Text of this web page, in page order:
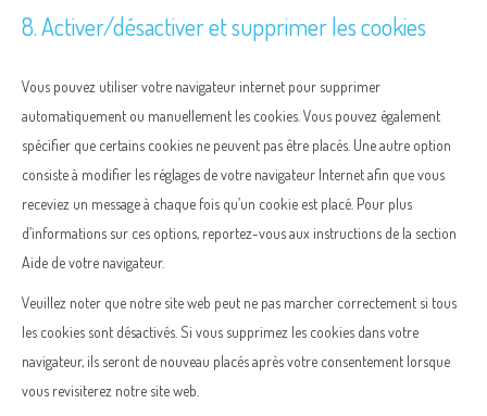
8. Activer/désactiver et supprimer les cookies
Vous pouvez utiliser votre navigateur internet pour supprimer
automatiquement ou manuellement les cookies. Vous pouvez également
spécifier que certains cookies ne peuvent pas être placés. Une autre option
consiste à modifier les réglages de votre navigateur Internet afin que vous
receviez un message à chaque fois qu’un cookie est placé. Pour plus
d’informations sur ces options, reportez-vous aux instructions de la section
Aide de votre navigateur.
Veuillez noter que notre site web peut ne pas marcher correctement si tous
les cookies sont désactivés. Si vous supprimez les cookies dans votre
navigateur, ils seront de nouveau placés après votre consentement lorsque
vous revisiterez notre site web.